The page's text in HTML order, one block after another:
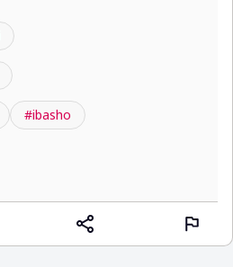
#ibasho